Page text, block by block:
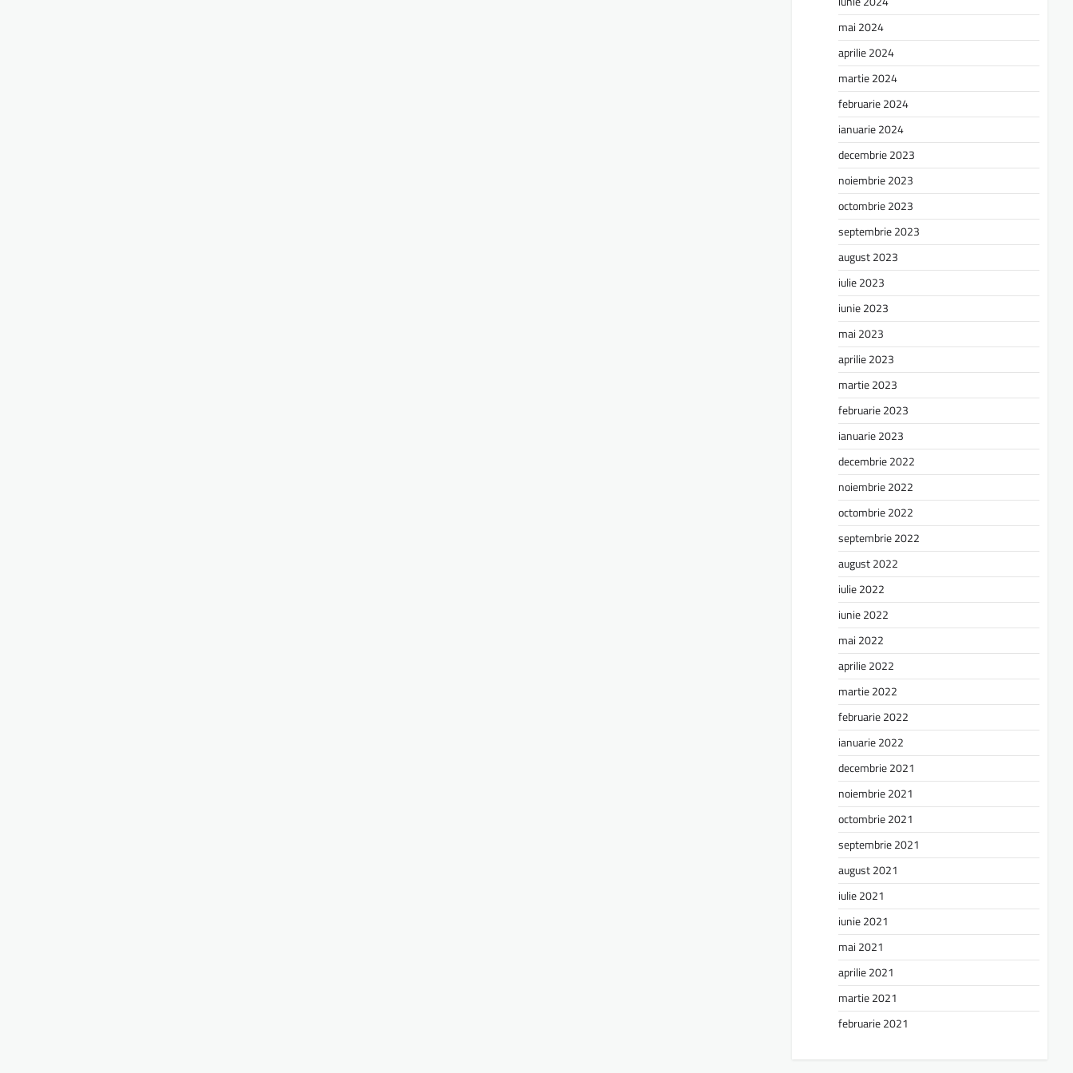
mai 2024
aprilie 2024
martie 2024
februarie 2024
ianuarie 2024
decembrie 2023
noiembrie 2023
octombrie 2023
septembrie 2023
august 2023
iulie 2023
iunie 2023
mai 2023
aprilie 2023
martie 2023
februarie 2023
ianuarie 2023
decembrie 2022
noiembrie 2022
octombrie 2022
septembrie 2022
august 2022
iulie 2022
iunie 2022
mai 2022
aprilie 2022
martie 2022
februarie 2022
ianuarie 2022
decembrie 2021
noiembrie 2021
octombrie 2021
septembrie 2021
august 2021
iulie 2021
iunie 2021
mai 2021
aprilie 2021
martie 2021
februarie 2021